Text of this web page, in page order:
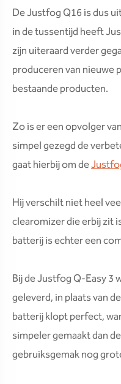
De Justfog Q16 is dus
in de tussentijd heeft
zijn uiteraard verder
produceren van nieuwe
bestaande producten.
Zo is er een opvolger
simpel gezegd de
gaat hierbij om de
Hij verschilt niet heel
clearomizer die erbij zit
batterij is echter een
Bij de Justfog Q-Easy 3
geleverd, in plaats van
batterij klopt perfect,
simpeler gemaakt dan
gebruiksgemak nog